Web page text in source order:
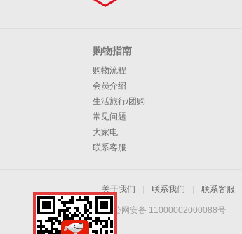
购物指南
购物流程
会员介绍
生活旅行/团购
常见问题
大家电
联系客服
关于我们 联系我们 联系客服
京公网安备 11000002000088号